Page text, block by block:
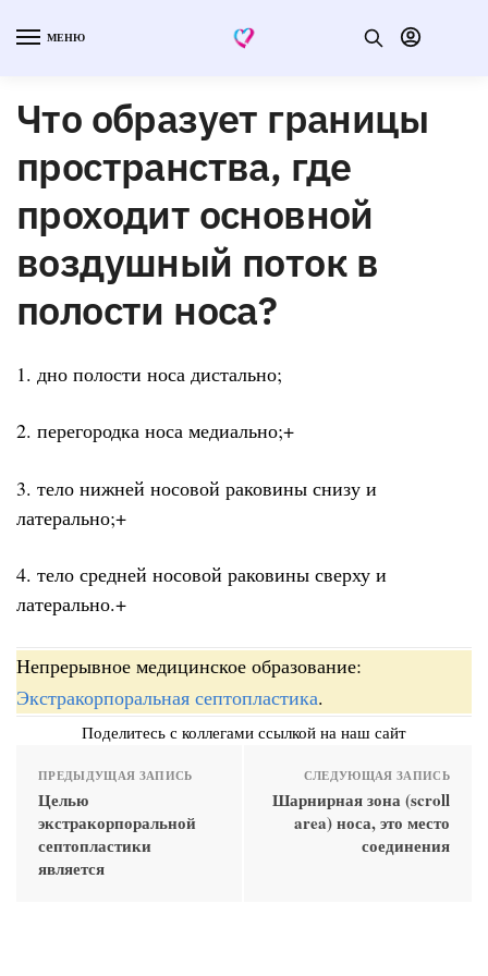
МЕНЮ
Что образует границы
пространства, где
проходит основной
воздушный поток в
полости носа?
1. дно полости носа дистально;
2. перегородка носа медиально;+
3. тело нижней носовой раковины снизу и
латерально;+
4. тело средней носовой раковины сверху и
латерально.+
Непрерывное медицинское образование:
Экстракорпоральная септопластика.
Поделитесь с коллегами ссылкой на наш сайт
ПРЕДЫДУЩАЯ ЗАПИСЬ
Целью
экстракорпоральной
септопластики
является
СЛЕДУЮЩАЯ ЗАПИСЬ
Шарнирная зона (scroll
area) носа, это место
соединения